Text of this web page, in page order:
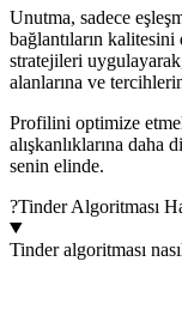
Unutma, sadece
bağlantıların kalitesini
stratejileri
alanlarına ve
Profilini optimize
alışkanlıklarına
senin elinde.
?Tinder Algoritması
Tinder algoritması